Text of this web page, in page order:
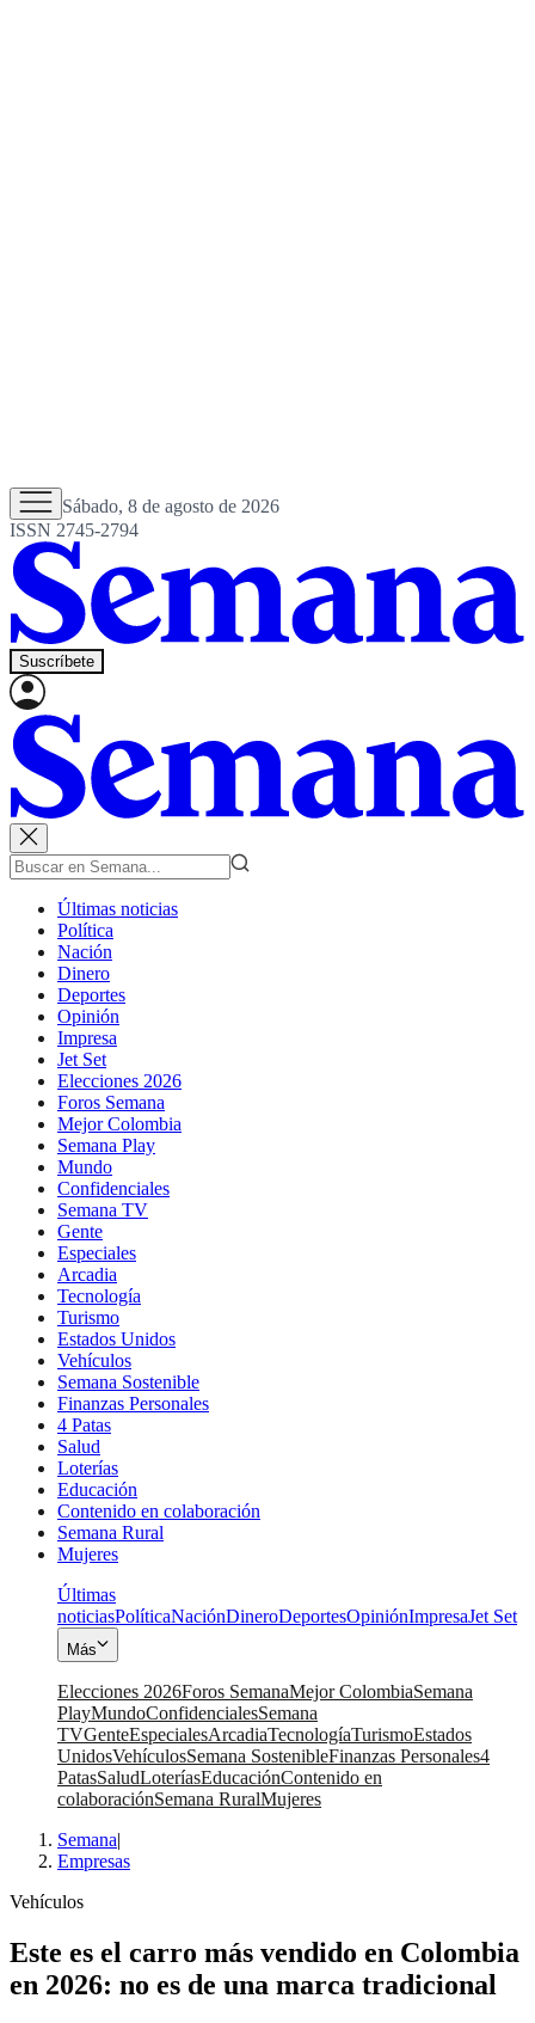
Sábado, 8 de agosto de 2026
ISSN 2745-2794
Suscríbete
Últimas noticias
Política
Nación
Dinero
Deportes
Opinión
Impresa
Jet Set
Elecciones 2026
Foros Semana
Mejor Colombia
Semana Play
Mundo
Confidenciales
Semana TV
Gente
Especiales
Arcadia
Tecnología
Turismo
Estados Unidos
Vehículos
Semana Sostenible
Finanzas Personales
4 Patas
Salud
Loterías
Educación
Contenido en colaboración
Semana Rural
Mujeres
Últimas
noticiasPolíticaNaciónDineroDeportesOpiniónImpresaJet Set
Más
Elecciones 2026Foros SemanaMejor ColombiaSemana
PlayMundoConfidencialesSemana
TVGenteEspecialesArcadiaTecnologíaTurismoEstados
UnidosVehículosSemana SostenibleFinanzas Personales4
PatasSaludLoteríasEducaciónContenido en
colaboraciónSemana RuralMujeres
Semana|
Empresas
Vehículos
Este es el carro más vendido en Colombia
en 2026: no es de una marca tradicional